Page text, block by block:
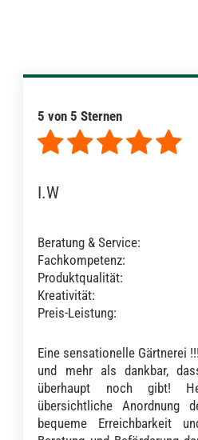
5 von 5 Sternen
I.W
Beratung & Service:
Fachkompetenz:
Produktqualität:
Kreativität:
Preis-Leistung:
Eine sensationelle Gärtnerei
und mehr als dankbar,
überhaupt noch gibt!
übersichtliche Anordnung
bequeme Erreichbarkeit